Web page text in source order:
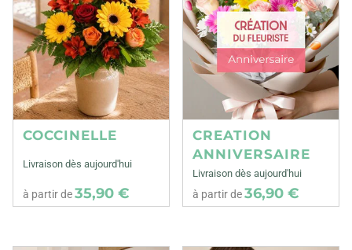
COCCINELLE
Livraison dès aujourd'hui
à partir de35,90 €
CREATION
ANNIVERSAIRE
Livraison dès aujourd'hui
à partir de36,90 €